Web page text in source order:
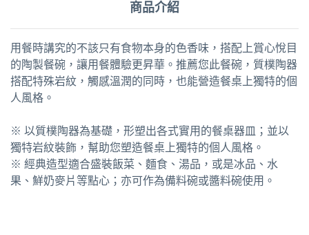
商品介紹
用餐時講究的不該只有食物本身的色香味，搭配上賞心悅目
的陶製餐碗，讓用餐體驗更昇華。推薦您此餐碗，質樸陶器
搭配特殊岩紋，觸感溫潤的同時，也能營造餐桌上獨特的個
人風格。
※ 以質樸陶器為基礎，形塑出各式實用的餐桌器皿；並以
獨特岩紋裝飾，幫助您塑造餐桌上獨特的個人風格。
※ 經典造型適合盛裝飯菜、麵食、湯品，或是冰品、水
果、鮮奶麥片等點心；亦可作為備料碗或醬料碗使用。